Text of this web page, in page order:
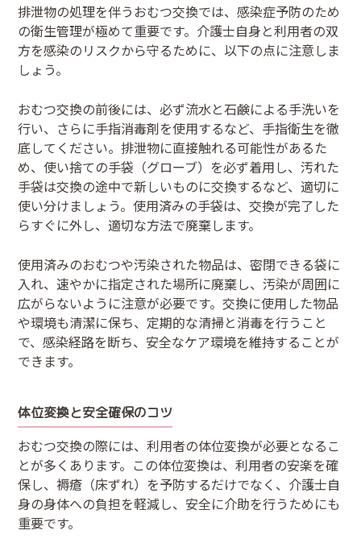
排泄物の処理を伴うおむつ交換では、感染症予防のため
の衛生管理が極めて重要です。介護士自身と利用者の双
方を感染のリスクから守るために、以下の点に注意しま
しょう。
おむつ交換の前後には、必ず流水と石鹸による手洗いを
行い、さらに手指消毒剤を使用するなど、手指衛生を徹
底してください。排泄物に直接触れる可能性があるた
め、使い捨ての手袋（グローブ）を必ず着用し、汚れた
手袋は交換の途中で新しいものに交換するなど、適切に
使い分けましょう。使用済みの手袋は、交換が完了した
らすぐに外し、適切な方法で廃棄します。
使用済みのおむつや汚染された物品は、密閉できる袋に
入れ、速やかに指定された場所に廃棄し、汚染が周囲に
広がらないように注意が必要です。交換に使用した物品
や環境も清潔に保ち、定期的な清掃と消毒を行うこと
で、感染経路を断ち、安全なケア環境を維持することが
できます。
体位変換と安全確保のコツ
おむつ交換の際には、利用者の体位変換が必要となるこ
とが多くあります。この体位変換は、利用者の安楽を確
保し、褥瘡（床ずれ）を予防するだけでなく、介護士自
身の身体への負担を軽減し、安全に介助を行うためにも
重要です。